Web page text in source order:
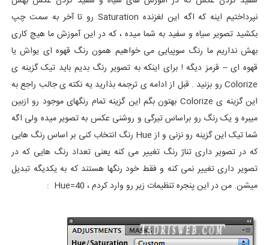
نپرداختیم اینه که اگه این لغزنده Saturation رو تا آخر به سمت چپ
بکشید تصویر سیاه و سفید به شما میده ، که در این آموزش ما هیچ کاری
بهش نداریم ما رنگ سوپیایی می خواهیم همون رنگ قهوه ای یواش یا
قهوه ای – قرمز دیگه ! برای اینکه به تصویر رنگ بدیم باید تیک گزینه ی
Colorize رو بزنید . قبل از ادامه ی ترجمه بذارید یه نکته ی جالب راجع به
این گزینه ی Colorize بهتون بگم این گزینه تمام رنگهای موجود رو ازبین
میبره و یک رنگ رو براساس تیرگی و روشنی عکس به تصویر میده ولی اگه
شما تیک این گزینه رو نزنی و از Hue رنگ انتخاب کنی بر اساس رنگ هایی
که در تصویر داری تناژ رنگ تغییر می کنه یعنی تعداد رنگ هایی که در
تصویر داری تغییر نمی کنه و فقط خود رنگها هستند که به یکدیگه تبدیل
میشن. من در این پنجره تنظیمات زیر رو وارد کردم ، Hue=40 :